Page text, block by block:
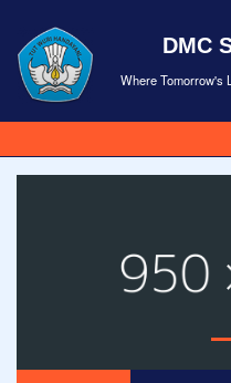
DMC
Where Tomorrow's